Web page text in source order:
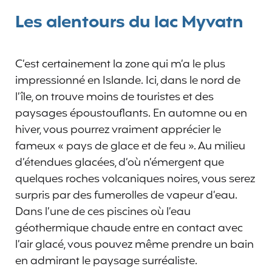
Les alentours du lac Myvatn
C’est certainement la zone qui m’a le plus
impressionné en Islande. Ici, dans le nord de
l’île, on trouve moins de touristes et des
paysages époustouflants. En automne ou en
hiver, vous pourrez vraiment apprécier le
fameux « pays de glace et de feu ». Au milieu
d’étendues glacées, d’où n’émergent que
quelques roches volcaniques noires, vous serez
surpris par des fumerolles de vapeur d’eau.
Dans l’une de ces piscines où l’eau
géothermique chaude entre en contact avec
l’air glacé, vous pouvez même prendre un bain
en admirant le paysage surréaliste.